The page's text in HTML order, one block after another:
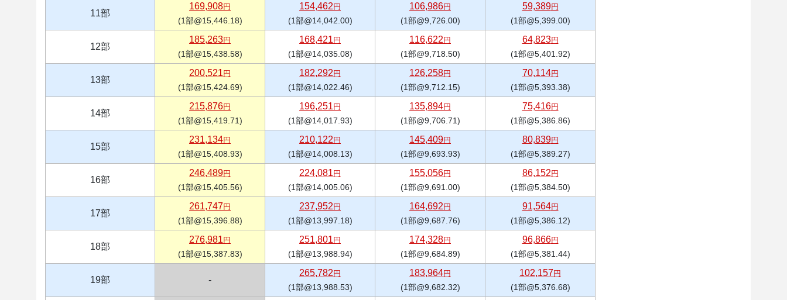
11部
169,908円
(1部@15,446.18)
154,462 円
(1部@14,042.00)
106,986円
(1部@9,726.00)
59,389円
(1部@5,399.00)
12部
185,263円
(1部@15,438.58)
168,421 円
(1部@14,035.08)
116,622 円
(1部@9,718.50)
64,823円
(1部@5,401.92)
13部
200,521 円
(1部@15,424.69)
182,292 円
(1部@14,022.46)
126,258円
(1部@9,712.15)
70,114円
(1部@5,393.38)
14部
215,876円
(1部@15,419.71)
196,251 円
(1部@14,017.93)
135,894円
(1部@9,706.71)
75,416円
(1部@5,386.86)
15部
231,134円
(1部@15,408.93)
210,122 円
(1部@14,008.13)
145,409円
(1部@9,693.93)
80,839円
(1部@5,389.27)
16部
246,489円
(1部@15,405.56)
224,081 円
(1部@14,005.06)
155,056円
(1部@9,691.00)
86,152 円
(1部@5,384.50)
17部
261,747円
(1部@15,396.88)
237,952 円
(1部@13,997.18)
164,692 円
(1部@9,687.76)
91,564円
(1部@5,386.12)
18部
276,981 円
(1部@15,387.83)
251,801 円
(1部@13,988.94)
174,328円
(1部@9,684.89)
96,866円
(1部@5,381.44)
19部 -
265,782 円
(1部@13,988.53)
183,964円
(1部@9,682.32)
102,157円
(1部@5,376.68)